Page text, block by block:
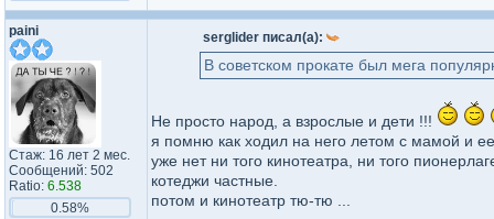
paini
Стаж: 16 лет 2 мес.
Сообщений: 502
Ratio: 6.538
0.58%
serglider писал(а):
В советском прокате был мега
Не просто народ, а взрослые и дети !!!
я помню как ходил на него летом с мамой и
уже нет ни того кинотеатра, ни того
котеджи частные.
потом и кинотеатр тю-тю ...